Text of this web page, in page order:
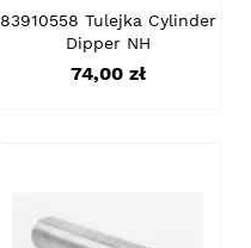
83910558 Tulejka Cylinder
Dipper NH
Cena
74,00 zł